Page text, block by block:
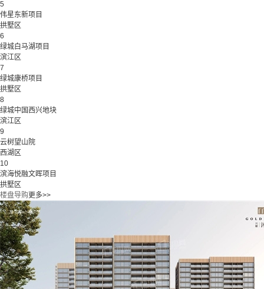
5
伟星东新项目
拱墅区
6
绿城白马湖项目
滨江区
7
绿城康桥项目
拱墅区
8
绿城中国西兴地块
滨江区
9
云树望山院
西湖区
10
滨海悦融文晖项目
拱墅区
楼盘导购更多>>